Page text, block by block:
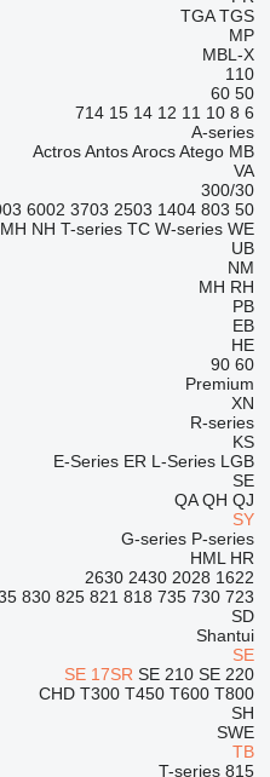
TGA TGS
MP
MBL-X
110
50
60
6
8
10
11
12
14
15
714
A-series
Actros Antos Arocs Atego MB
VA
300/30
50
803
1404
2503
3703
6002
MH NH T-series TC W-series WE
UB
NM
MH RH
PB
EB
HE
60
90
Premium
XN
R-series
KS
E-Series ER L-Series LGB
SE
QA QH QJ
SY
G-series P-series
HML HR
1622
2028
2430
2630
723
730
735
818
821
825
830
SD
Shantui
SE
SE 17SR SE 210 SE 220
CHD T300 T450 T600 T800
SH
SWE
TB
815
T-series